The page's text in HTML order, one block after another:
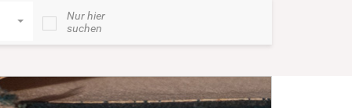
Nur hier
suchen